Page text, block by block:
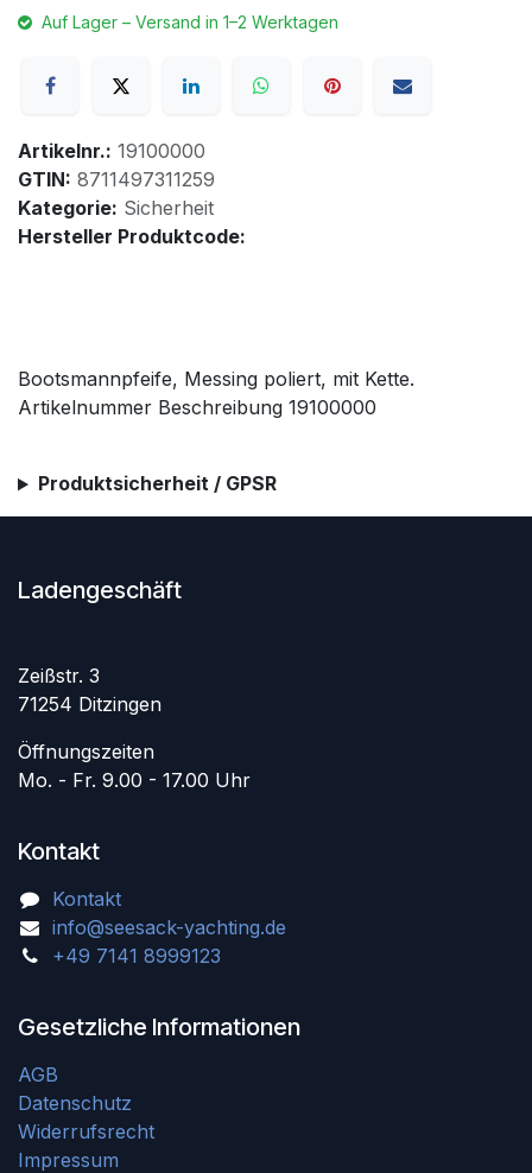
Auf Lager – Versand in 1–2 Werktagen
Artikelnr.: 19100000
GTIN: 8711497311259
Kategorie: Sicherheit
Hersteller Produktcode:
Bootsmannpfeife, Messing poliert, mit Kette.
Artikelnummer Beschreibung 19100000
Produktsicherheit / GPSR
Ladengeschäft
Zeißstr. 3
71254 Ditzingen
Öffnungszeiten
Mo. - Fr. 9.00 - 17.00 Uhr
Kontakt
Kontakt
info@seesack-yachting.de
+49 7141 8999123
Gesetzliche Informationen
AGB
Datenschutz
Widerrufsrecht
Impressum